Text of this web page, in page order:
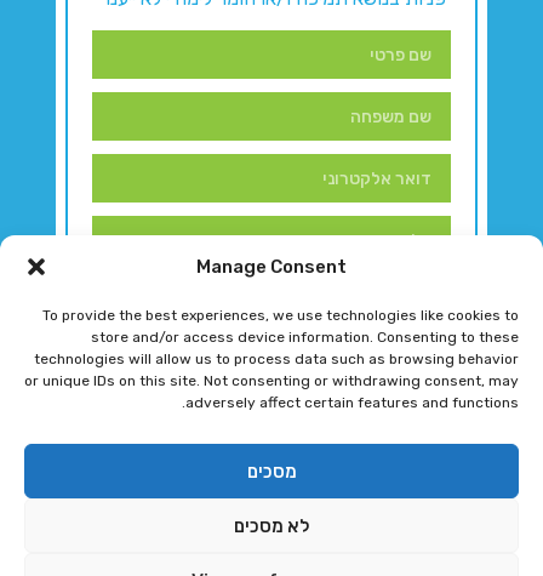
Manage Consent
To provide the best experiences, we use technologies like cookies to
store and/or access device information. Consenting to these
technologies will allow us to process data such as browsing behavior
or unique IDs on this site. Not consenting or withdrawing consent, may
adversely affect certain features and functions.
מסכים
לא מסכים